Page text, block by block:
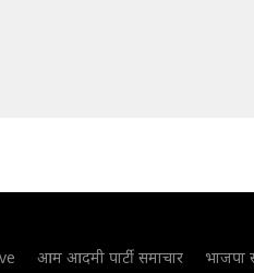
आम आदमी पार्टी समाचार भाजपा